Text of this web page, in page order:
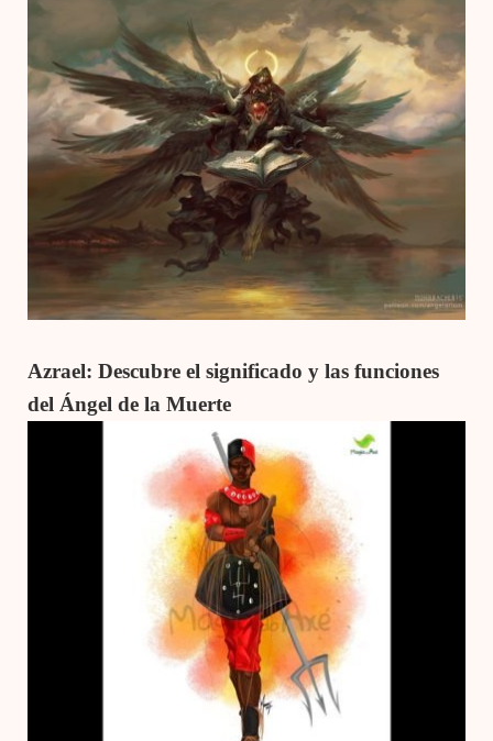
Azrael: Descubre el significado y las funciones
del Ángel de la Muerte